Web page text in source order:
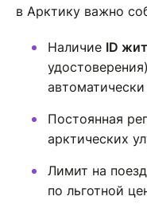
в Арктику важно
Наличие ID
Постоянная
арктических
Лимит на
по льготной